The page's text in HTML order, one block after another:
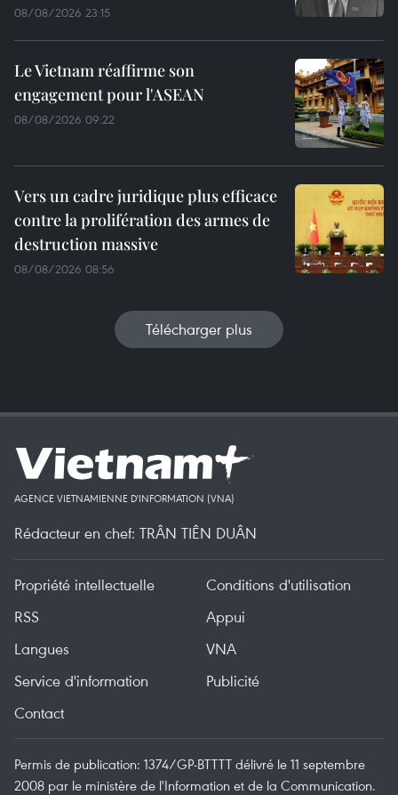
08/08/2026 23:15
Le Vietnam réaffirme son
engagement pour l'ASEAN
08/08/2026 09:22
Vers un cadre juridique plus efficace
contre la prolifération des armes de
destruction massive
08/08/2026 08:56
Télécharger plus
AGENCE VIETNAMIENNE D'INFORMATION (VNA)
Rédacteur en chef: TRÂN TIÊN DUÂN
Propriété intellectuelle
Conditions d'utilisation
RSS
Appui
Langues
VNA
Service d'information
Publicité
Contact
Permis de publication: 1374/GP-BTTTT délivré le 11 septembre
2008 par le ministère de l'Information et de la Communication.